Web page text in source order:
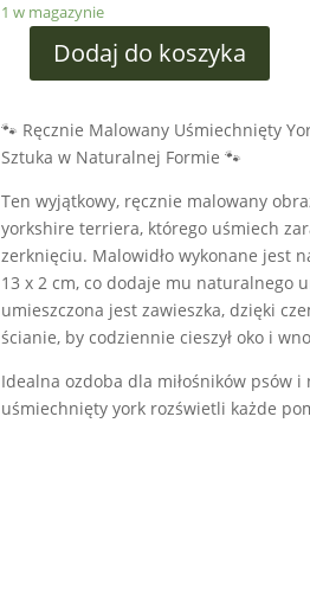
1 w magazynie
Dodaj do koszyka
🐾 Ręcznie Malowany Uśmiechnięty
Sztuka w Naturalnej Formie 🐾
Ten wyjątkowy, ręcznie malowany
yorkshire terriera, którego uśmiech
zerknięciu. Malowidło wykonane jest
13 x 2 cm, co dodaje mu naturalnego
umieszczona jest zawieszka, dzięki
ścianie, by codziennie cieszył oko i
Idealna ozdoba dla miłośników psów
uśmiechnięty york rozświetli każde